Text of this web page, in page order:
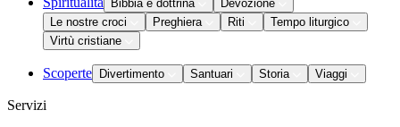
Bibbia e dottrina
Devozione
Le nostre croci
Preghiera Riti
Tempo liturgico
Virtù cristiane
Scoperte Divertimento Santuari Storia Viaggi
Servizi